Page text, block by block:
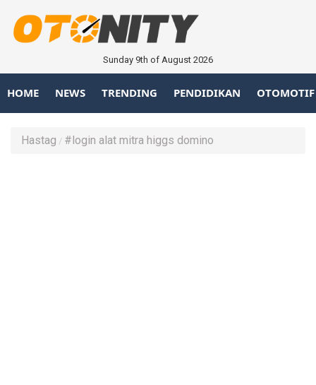
Sunday 9th of August 2026
HOME NEWS TRENDING PENDIDIKAN OTOMOTIF
Hastag #login alat mitra higgs domino